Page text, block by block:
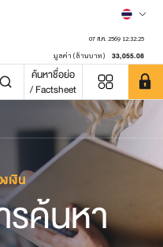
07 ส.ค. 2569 12:32:25
มูลค่า (ล้านบาท) 33,055.08
ค้นหาชื่อย่อ
/ Factsheet
เงิน
ค้นหา